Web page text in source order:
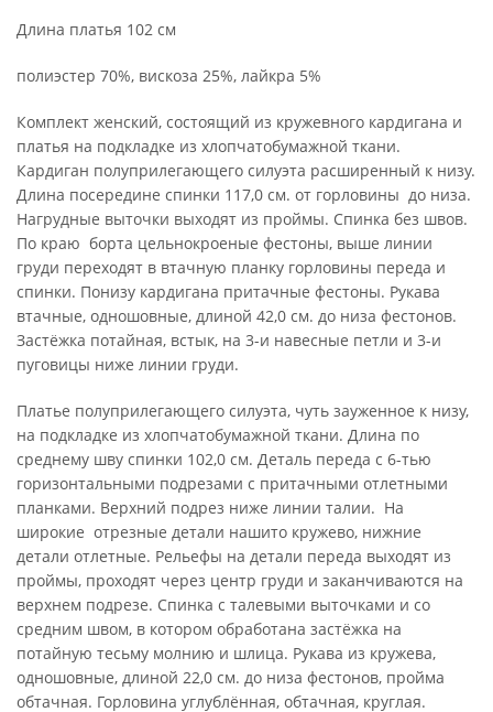
Длина платья 102 см
полиэстер 70%, вискоза 25%, лайкра 5%
Комплект женский, состоящий из кружевного кардигана и
платья на подкладке из хлопчатобумажной ткани.
Кардиган полуприлегающего силуэта расширенный к низу.
Длина посередине спинки 117,0 см. от горловины до низа.
Нагрудные выточки выходят из проймы. Спинка без швов.
По краю борта цельнокроеные фестоны, выше линии
груди переходят в втачную планку горловины переда и
спинки. Понизу кардигана притачные фестоны. Рукава
втачные, одношовные, длиной 42,0 см. до низа фестонов.
Застёжка потайная, встык, на 3-и навесные петли и 3-и
пуговицы ниже линии груди.
Платье полуприлегающего силуэта, чуть зауженное к низу,
на подкладке из хлопчатобумажной ткани. Длина по
среднему шву спинки 102,0 см. Деталь переда с 6-тью
горизонтальными подрезами с притачными отлетными
планками. Верхний подрез ниже линии талии. На
широкие отрезные детали нашито кружево, нижние
детали отлетные. Рельефы на детали переда выходят из
проймы, проходят через центр груди и заканчиваются на
верхнем подрезе. Спинка с талевыми выточками и со
средним швом, в котором обработана застёжка на
потайную тесьму молнию и шлица. Рукава из кружева,
одношовные, длиной 22,0 см. до низа фестонов, пройма
обтачная. Горловина углублённая, обтачная, круглая.